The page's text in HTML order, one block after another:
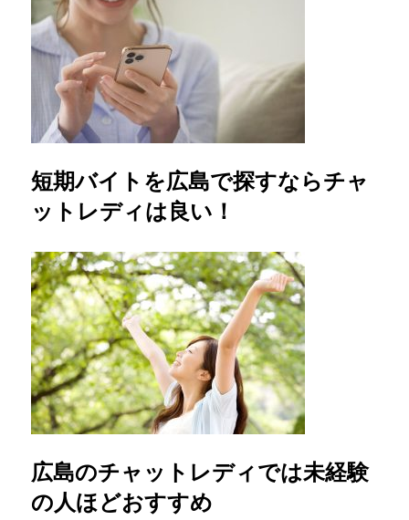
短期バイトを広島で探すならチャ
ットレディは良い！
広島のチャットレディでは未経験
の人ほどおすすめ